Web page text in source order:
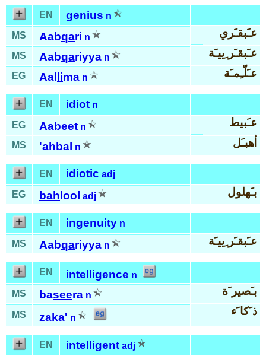
EN genius n
MS
Aabqari n عـَبقـَري
MS Aabqariyya n عـَبقـَر ِييـَة
EG Aal lima n عـَلّـِمـَة
EN idiot n
EG
Aabeet n عـَبيط
MS 'ahbal n أهبـَل
EN idiotic adj
EG
bah lool adj بـَهلول
EN ingenuity n
MS
Aabqariyya n عـَبقـَر ِييـَة
EN intelligence n
MS
baseera n بـَصير َة
MS zaka' n
ذ َكا َء
EN intelligent adj